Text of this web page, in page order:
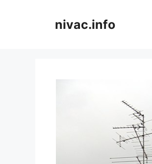
nivac.info